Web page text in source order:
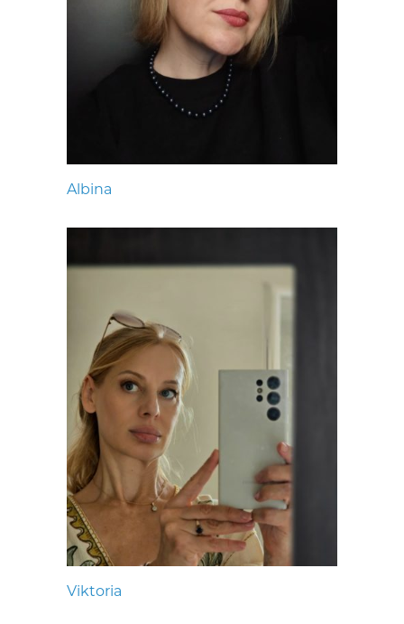
Albina
Viktoria